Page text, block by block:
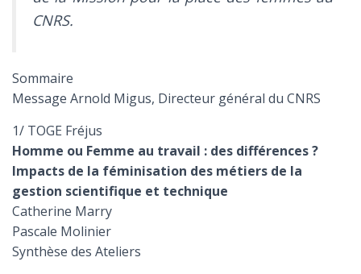
CNRS.
Sommaire
Message Arnold Migus, Directeur général du CNRS
1/ TOGE Fréjus
Homme ou Femme au travail : des différences ?
Impacts de la féminisation des métiers de la
gestion scientifique et technique
Catherine Marry
Pascale Molinier
Synthèse des Ateliers